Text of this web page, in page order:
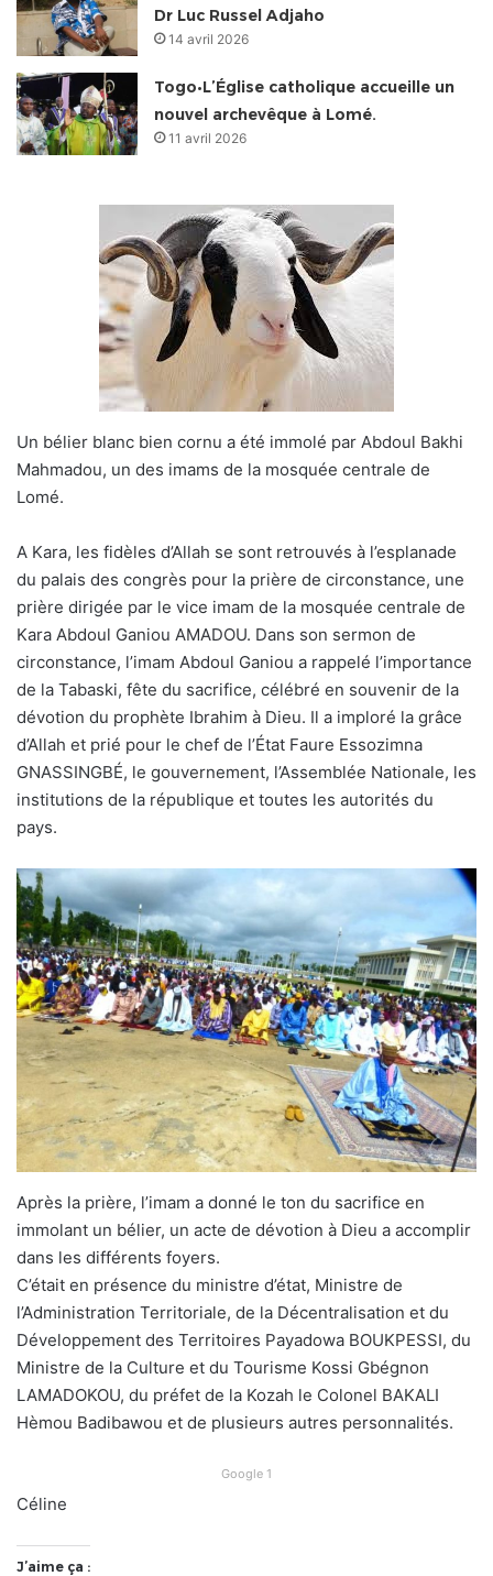
Dr Luc Russel Adjaho
14 avril 2026
Togo•L’Église catholique accueille un
nouvel archevêque à Lomé.
11 avril 2026
Un bélier blanc bien cornu a été immolé par Abdoul Bakhi
Mahmadou, un des imams de la mosquée centrale de
Lomé.
A Kara, les fidèles d’Allah se sont retrouvés à l’esplanade
du palais des congrès pour la prière de circonstance, une
prière dirigée par le vice imam de la mosquée centrale de
Kara Abdoul Ganiou AMADOU. Dans son sermon de
circonstance, l’imam Abdoul Ganiou a rappelé l’importance
de la Tabaski, fête du sacrifice, célébré en souvenir de la
dévotion du prophète Ibrahim à Dieu. Il a imploré la grâce
d’Allah et prié pour le chef de l’État Faure Essozimna
GNASSINGBÉ, le gouvernement, l’Assemblée Nationale, les
institutions de la république et toutes les autorités du
pays.
Après la prière, l’imam a donné le ton du sacrifice en
immolant un bélier, un acte de dévotion à Dieu a accomplir
dans les différents foyers.
C’était en présence du ministre d’état, Ministre de
l’Administration Territoriale, de la Décentralisation et du
Développement des Territoires Payadowa BOUKPESSI, du
Ministre de la Culture et du Tourisme Kossi Gbégnon
LAMADOKOU, du préfet de la Kozah le Colonel BAKALI
Hèmou Badibawou et de plusieurs autres personnalités.
Google 1
Céline
J’aime ça :